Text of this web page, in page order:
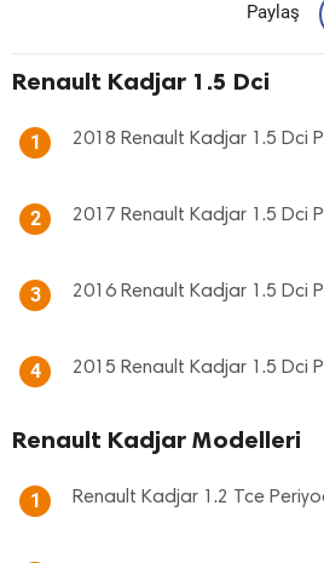
Paylaş
Renault Kadjar 1.5 Dci
1 2018 Renault Kadjar 1.5 Dci
2 2017 Renault Kadjar 1.5 Dci
3 2016 Renault Kadjar 1.5 Dci
4 2015 Renault Kadjar 1.5 Dci
Renault Kadjar Modelleri
1 Renault Kadjar 1.2 Tce